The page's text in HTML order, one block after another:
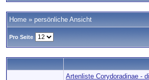
Home » persönliche Ansicht
Pro Seite
Artenliste Corydoradinae -